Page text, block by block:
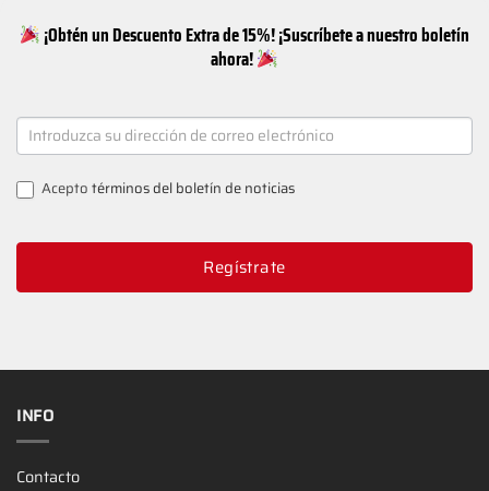
¡Obtén un Descuento Extra de 15%! ¡Suscríbete a nuestro boletín
ahora!
NEWSLETTER
SIGNUP
Aceptotérminos del boletín de noticias
Regístrate
INFO
Contacto